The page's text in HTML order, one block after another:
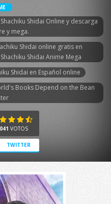
Shidai Online y descarga
y mega.
Shidai online gratis en
Shidai Anime Mega
Shidai en Español online
Books Depend on the Bean
VOTOS
TWITTER